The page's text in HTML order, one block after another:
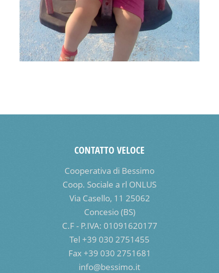
CONTATTO VELOCE
Cooperativa di Bessimo
Coop. Sociale a rl ONLUS
Via Casello, 11 25062
Concesio (BS)
C.F - P.IVA: 01091620177
Tel +39 030 2751455
Fax +39 030 2751681
info@bessimo.it